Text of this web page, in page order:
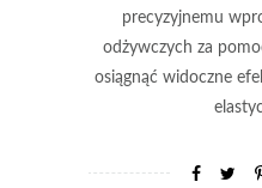
precyzyjnemu
odżywczych za
osiągnąć widoczne